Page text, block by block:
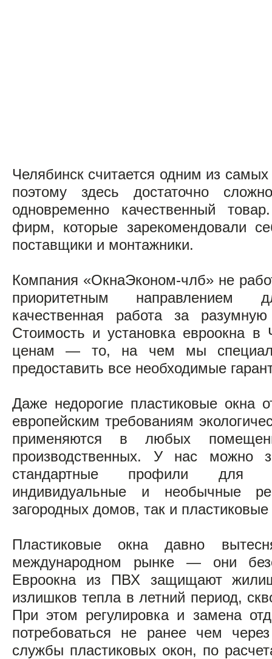
Челябинск считается одним из
поэтому здесь достаточно
одновременно качественный
фирм, которые зарекомендовали
поставщики и монтажники.
Компания «ОкнаЭконом-члб» не
приоритетным направлением
качественная работа за
Стоимость и установка евроокна в
ценам — то, на чем мы
предоставить все необходимые
Даже недорогие пластиковые окна
европейским требованиям
применяются в любых
производственных. У нас можно
стандартные профили для
индивидуальные и необычные
загородных домов, так и
Пластиковые окна давно
международном рынке — они
Евроокна из ПВХ защищают
излишков тепла в летний период,
При этом регулировка и замена
потребоваться не ранее чем
службы пластиковых окон, по